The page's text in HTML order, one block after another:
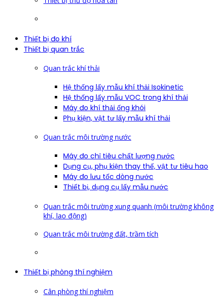
Thiết bị đo khí
Thiết bị quan trắc
Quan trắc khí thải
Hệ thống lấy mẫu khí thải Isokinetic
Hệ thống lấy mẫu VOC trong khí thải
Máy đo khí thải ống khói
Phụ kiện, vật tư lấy mẫu khí thải
Quan trắc môi trường nước
Máy đo chỉ tiêu chất lượng nước
Dụng cụ, phụ kiện thay thế, vật tư tiêu hao
Máy đo lưu tốc dòng nước
Thiết bị, dụng cụ lấy mẫu nước
Quan trắc môi trường xung quanh (môi trường không
khí, lao động)
Quan trắc môi trường đất, trầm tích
Thiết bị phòng thí nghiệm
Cân phòng thí nghiệm